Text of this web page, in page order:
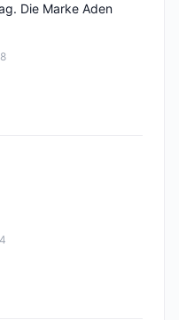
Die Marke Aden